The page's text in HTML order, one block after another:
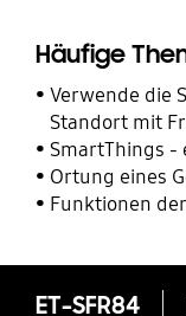
Häufige
Verwende die
Standort mit
teilen
SmartThings
Ortung eines
Funktionen
ET-SFR84